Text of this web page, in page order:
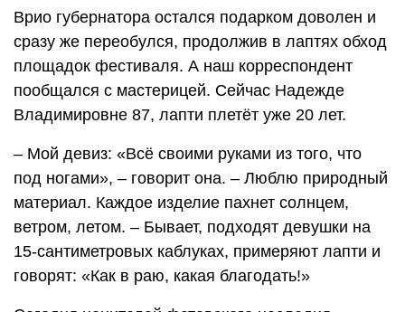
Врио губернатора остался подарком доволен и
сразу же переобулся, продолжив в лаптях обход
площадок фестиваля. А наш корреспондент
пообщался с мастерицей. Сейчас Надежде
Владимировне 87, лапти плетёт уже 20 лет.
– Мой девиз: «Всё своими руками из того, что
под ногами», – говорит она. – Люблю природный
материал. Каждое изделие пахнет солнцем,
ветром, летом. – Бывает, подходят девушки на
15-сантиметровых каблуках, примеряют лапти и
говорят: «Как в раю, какая благодать!»